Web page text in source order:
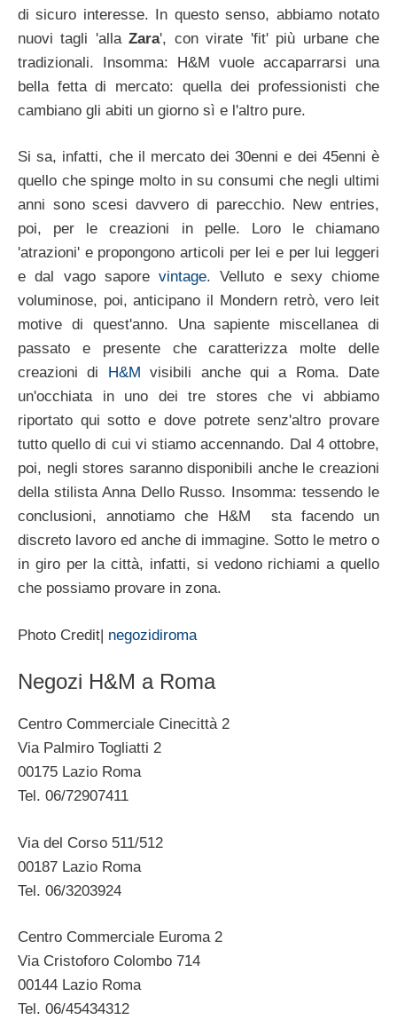
di sicuro interesse. In questo senso, abbiamo notato
nuovi tagli 'allaZara', con virate 'fit' più urbane che
tradizionali. Insomma: H&M vuole accaparrarsi una
bella fetta di mercato: quella dei professionisti che
cambiano gli abiti un giorno sì e l'altro pure.
Si sa, infatti, che il mercato dei 30enni e dei 45enni è
quello che spinge molto in su consumi che negli ultimi
anni sono scesi davvero di parecchio. New entries,
poi, per le creazioni in pelle. Loro le chiamano
'atrazioni' e propongono articoli per lei e per lui leggeri
e dal vago sapore vintage. Velluto e sexy chiome
voluminose, poi, anticipano il Mondern retrò, vero leit
motive di quest'anno. Una sapiente miscellanea di
passato e presente che caratterizza molte delle
creazioni di
H&M visibili anche qui a Roma. Date
un'occhiata in uno dei tre stores che vi abbiamo
riportato qui sotto e dove potrete senz'altro provare
tutto quello di cui vi stiamo accennando. Dal 4 ottobre,
poi, negli stores saranno disponibili anche le creazioni
della stilista Anna Dello Russo. Insomma: tessendo le
conclusioni, annotiamo che H&M sta facendo un
discreto lavoro ed anche di immagine. Sotto le metro o
in giro per la città, infatti, si vedono richiami a quello
che possiamo provare in zona.
Photo Credit| negozidiroma
Negozi H&M a Roma
Centro Commerciale Cinecittà 2
Via Palmiro Togliatti 2
00175 Lazio Roma
Tel. 06/72907411
Via del Corso 511/512
00187 Lazio Roma
Tel. 06/3203924
Centro Commerciale Euroma 2
Via Cristoforo Colombo 714
00144 Lazio Roma
Tel. 06/45434312